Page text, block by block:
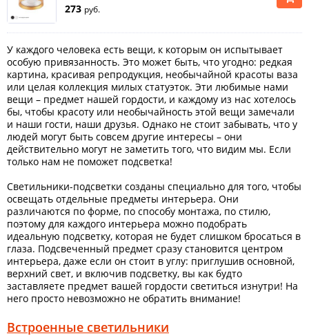
273 руб.
У каждого человека есть вещи, к которым он испытывает
особую привязанность. Это может быть, что угодно: редкая
картина, красивая репродукция, необычайной красоты ваза
или целая коллекция милых статуэток. Эти любимые нами
вещи – предмет нашей гордости, и каждому из нас хотелось
бы, чтобы красоту или необычайность этой вещи замечали
и наши гости, наши друзья. Однако не стоит забывать, что у
людей могут быть совсем другие интересы – они
действительно могут не заметить того, что видим мы. Если
только нам не поможет подсветка!
Светильники-подсветки созданы специально для того, чтобы
освещать отдельные предметы интерьера. Они
различаются по форме, по способу монтажа, по стилю,
поэтому для каждого интерьера можно подобрать
идеальную подсветку, которая не будет слишком бросаться в
глаза. Подсвеченный предмет сразу становится центром
интерьера, даже если он стоит в углу: приглушив основной,
верхний свет, и включив подсветку, вы как будто
заставляете предмет вашей гордости светиться изнутри! На
него просто невозможно не обратить внимание!
Встроенные светильники